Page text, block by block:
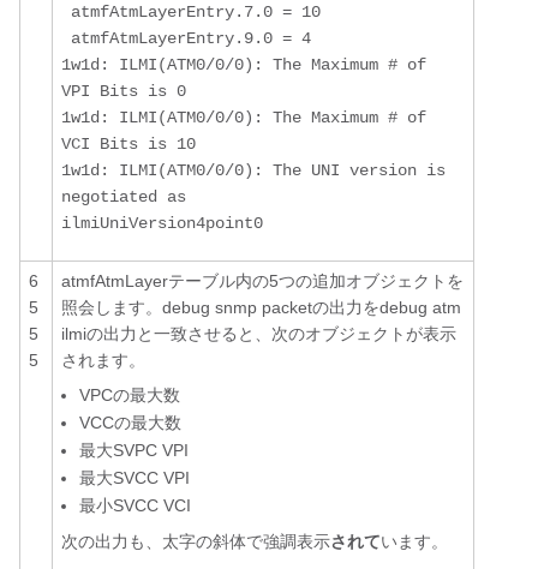
1w1d: ILMI(ATM0/0/0): The Maximum # of
VPI Bits is 0
1w1d: ILMI(ATM0/0/0): The Maximum # of
VCI Bits is 10
1w1d: ILMI(ATM0/0/0): The UNI version is
negotiated as
6
5
5
5
atmfAtmLayerテーブル内の5つの追加オブジェクトを
照会します。debug snmp packetの出力をdebug atm
ilmiの出力と一致させると、次のオブジェクトが表示
されます。
VPCの最大数
VCCの最大数
最大SVPC VPI
最大SVCC VPI
最小SVCC VCI
次の出力も、太字の斜体で強調表示されています。